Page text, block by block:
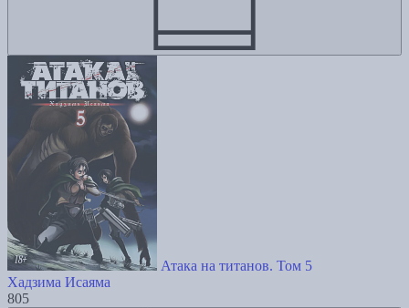
Атака на титанов. Том 5
Хадзима Исаяма
805